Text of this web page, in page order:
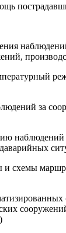
за
и схемы